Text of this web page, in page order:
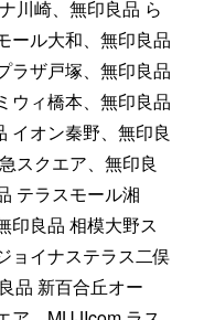
川崎、無印良品 ら
ール大和、無印良品
ラザ戸塚、無印良品
ウィ橋本、無印良品
イオン秦野、無印良
スクエア、無印良
テラスモール湘
印良品 相模大野ス
ョイナステラス二俣
品 新百合丘オー